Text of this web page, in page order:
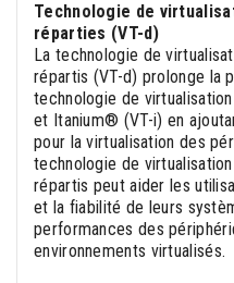
Technologie de
réparties (VT-d)
La technologie de
répartis (VT-d) prolonge la
technologie de
et Itanium® (VT-i) en
pour la virtualisation des
technologie de
répartis peut aider les
et la fiabilité de leurs
performances des
environnements virtualisés.